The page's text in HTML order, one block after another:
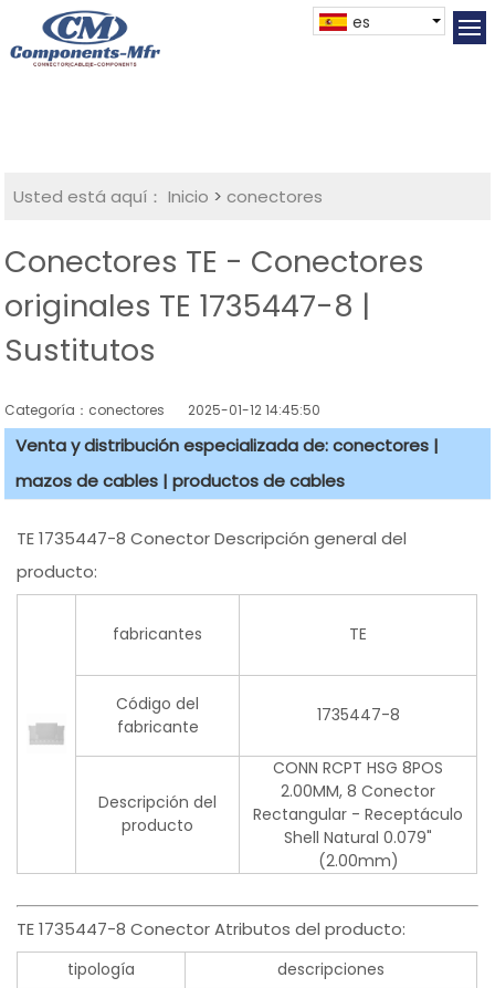
es
Usted está aquí： Inicio >conectores
Conectores TE - Conectores
originales TE 1735447-8 |
Sustitutos
Categoría：conectores 2025-01-12 14:45:50
Venta y distribución especializada de: conectores |
mazos de cables | productos de cables
TE 1735447-8 Conector Descripción general del
producto:
fabricantes TE
Código del
fabricante
1735447-8
Descripción del
producto
CONN RCPT HSG 8POS
2.00MM, 8 Conector
Rectangular - Receptáculo
Shell Natural 0.079"
(2.00mm)
TE 1735447-8 Conector Atributos del producto:
tipología descripciones